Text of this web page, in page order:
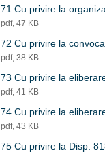
71 Cu privire la
pdf, 47 KB
72 Cu privire la
pdf, 38 KB
73 Cu privire la
pdf, 41 KB
74 Cu privire la
pdf, 43 KB
75 Cu privire la Disp.